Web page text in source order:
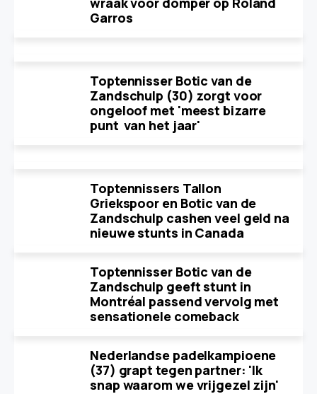
Garros
Toptennisser Botic van de
Zandschulp (30) zorgt voor
ongeloof met 'meest bizarre
punt van het jaar'
Toptennissers Tallon
Griekspoor en Botic van de
Zandschulp cashen veel geld na
nieuwe stunts in Canada
Toptennisser Botic van de
Zandschulp geeft stunt in
Montréal passend vervolg met
sensationele comeback
Nederlandse padelkampioene
(37) grapt tegen partner: 'Ik
snap waarom we vrijgezel zijn'